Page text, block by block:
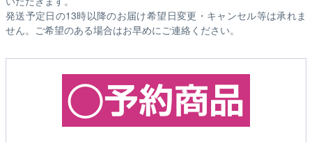
発送予定日の13時以降のお届け希望日変更・キャンセル等は承れま
せん。ご希望のある場合はお早めにご連絡ください。